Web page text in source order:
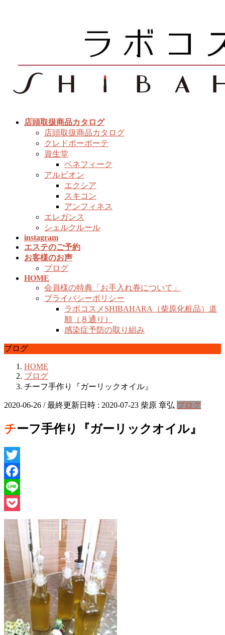
店頭取扱商品カタログ
店頭取扱商品カタログ
クレドポーボーテ
資生堂
ベネフィーク
アルビオン
エクシア
スキコン
アンフィネス
エレガンス
シェルクルール
instagram
エステのご予約
お客様のお声
ブログ
HOME
会員様の特典「お手入れ券について」
プライバシーポリシー
ラボコスメSHIBAHARA（柴原化粧品）道
順（８通り）
感染症予防の取り組み
ブログ
HOME
ブログ
チーフ手作り『ガーリックオイル』
2020-06-26 / 最終更新日時 : 2020-07-23 柴原 章弘 ブログ
チーフ手作り『ガーリックオイル』
Twitter
Facebook
Line
Pocket